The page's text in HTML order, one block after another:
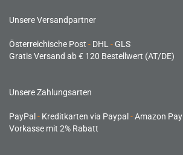
Unsere Versandpartner
Österreichische Post - DHL -GLS
Gratis Versand ab € 120 Bestellwert (AT/DE)
Unsere Zahlungsarten
PayPal - Kreditkarten via Paypal -Amazon Pay
Vorkasse mit 2% Rabatt